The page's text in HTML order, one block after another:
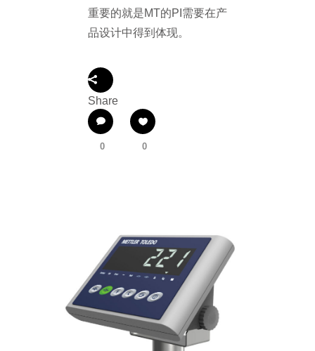
重要的就是MT的PI需要在产
品设计中得到体现。
Share
0 0